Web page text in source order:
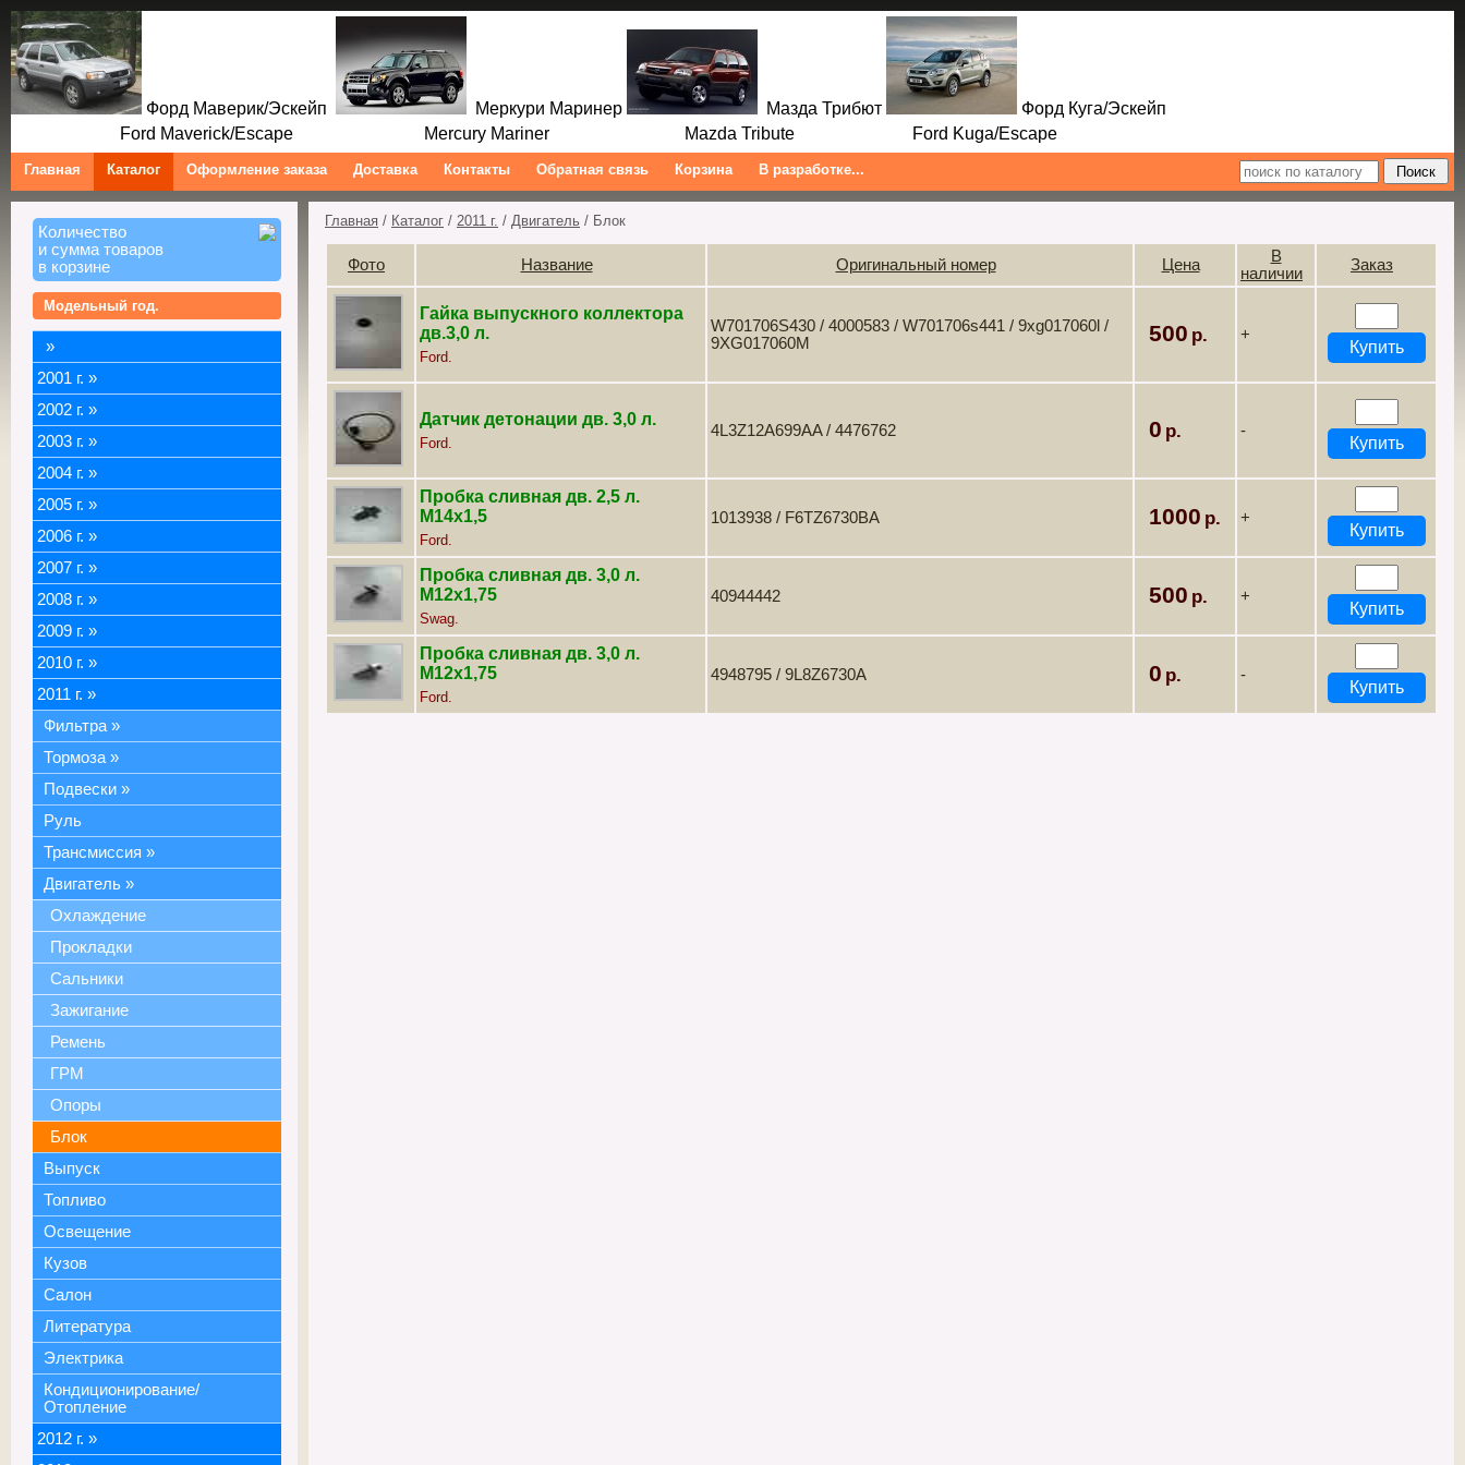
Форд Маверик/Эскейп Меркури Маринер Мазда Трибют
Форд Куга/Эскейп
Ford Maverick/Escape Mercury Mariner Mazda Tribute Ford Kuga/Escape
Главная Каталог Оформление заказа Доставка Контакты Обратная связь Корзина В разработке...
Количество
и сумма товаров
в корзине
Модельный год.
»
2001 г. »
2002 г. »
2003 г. »
2004 г. »
2005 г. »
2006 г. »
2007 г. »
2008 г. »
2009 г. »
2010 г. »
2011 г. »
Фильтра »
Тормоза »
Подвески »
Руль
Трансмиссия »
Двигатель »
Охлаждение
Прокладки
Сальники
Зажигание
Ремень
ГРМ
Опоры
Блок
Выпуск
Топливо
Освещение
Кузов
Салон
Литература
Электрика
Кондиционирование/
Отопление
2012 г. »
Главная / Каталог / 2011 г. / Двигатель / Блок
Фото Название Оригинальный номер Цена
В
наличии
Заказ
Гайка выпускного коллектора
дв.3,0 л.
Ford.
W701706S430 / 4000583 / W701706s441 / 9xg017060l /
9XG017060M
500 +
Датчик детонации дв. 3,0 л.
Ford.
4L3Z12A699AA / 4476762 0 -
Пробка сливная дв. 2,5 л.
М14х1,5
Ford.
1013938 / F6TZ6730BA 1000 +
Пробка сливная дв. 3,0 л.
М12х1,75
Swag.
40944442 500 +
Пробка сливная дв. 3,0 л.
М12х1,75
Ford.
4948795 / 9L8Z6730A 0 -